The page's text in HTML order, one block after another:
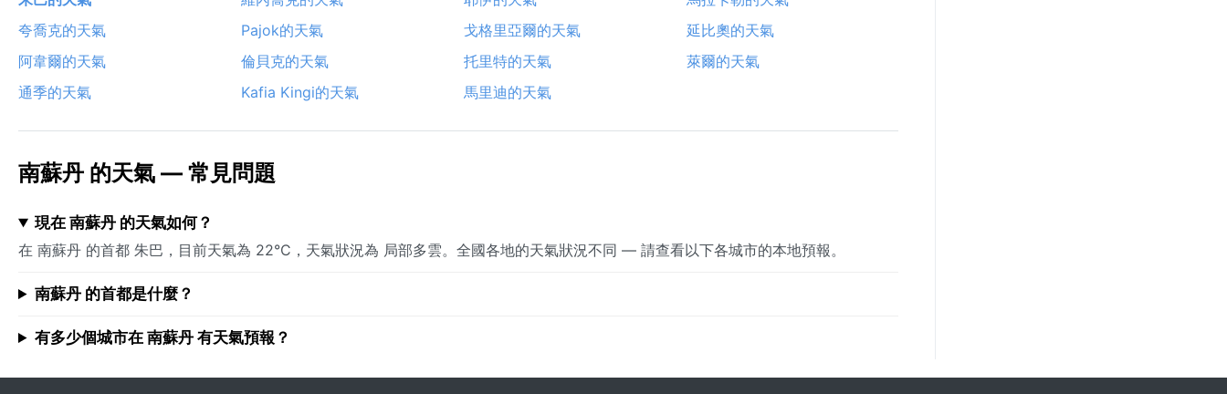
夸喬克的天氣
Pajok的天氣 戈格里亞爾的天氣
延比奧的天氣
阿韋爾的天氣
倫貝克的天氣 托里特的天氣
萊爾的天氣
通季的天氣
Kafia Kingi的天氣 馬里迪的天氣
南蘇丹 的天氣 — 常見問題
現在 南蘇丹 的天氣如何？
在 南蘇丹 的首都 朱巴，目前天氣為 22°C，天氣狀況為 局部多雲。全國各地的天氣狀況不同 — 請查看以下各城市的本地預報。
南蘇丹 的首都是什麼？
有多少個城市在 南蘇丹 有天氣預報？